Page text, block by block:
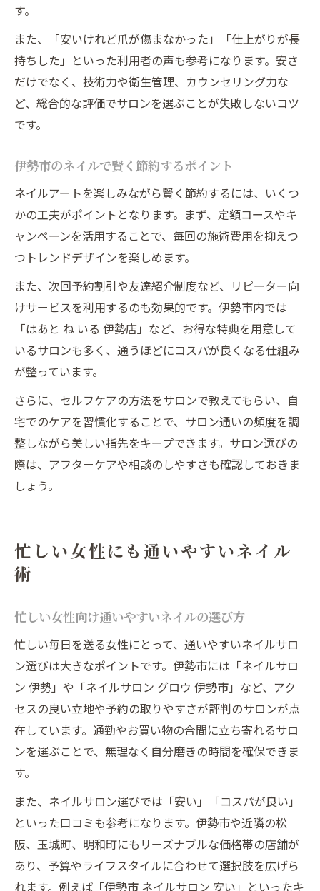
す。
また、「安いけれど爪が傷まなかった」「仕上がりが長
持ちした」といった利用者の声も参考になります。安さ
だけでなく、技術力や衛生管理、カウンセリング力な
ど、総合的な評価でサロンを選ぶことが失敗しないコツ
です。
伊勢市のネイルで賢く節約するポイント
ネイルアートを楽しみながら賢く節約するには、いくつ
かの工夫がポイントとなります。まず、定額コースやキ
ャンペーンを活用することで、毎回の施術費用を抑えつ
つトレンドデザインを楽しめます。
また、次回予約割引や友達紹介制度など、リピーター向
けサービスを利用するのも効果的です。伊勢市内では
「はあと ね いる 伊勢店」など、お得な特典を用意して
いるサロンも多く、通うほどにコスパが良くなる仕組み
が整っています。
さらに、セルフケアの方法をサロンで教えてもらい、自
宅でのケアを習慣化することで、サロン通いの頻度を調
整しながら美しい指先をキープできます。サロン選びの
際は、アフターケアや相談のしやすさも確認しておきま
しょう。
忙しい女性にも通いやすいネイル
術
忙しい女性向け通いやすいネイルの選び方
忙しい毎日を送る女性にとって、通いやすいネイルサロ
ン選びは大きなポイントです。伊勢市には「ネイルサロ
ン 伊勢」や「ネイルサロン グロウ 伊勢市」など、アク
セスの良い立地や予約の取りやすさが評判のサロンが点
在しています。通勤やお買い物の合間に立ち寄れるサロ
ンを選ぶことで、無理なく自分磨きの時間を確保できま
す。
また、ネイルサロン選びでは「安い」「コスパが良い」
といった口コミも参考になります。伊勢市や近隣の松
阪、玉城町、明和町にもリーズナブルな価格帯の店舗が
あり、予算やライフスタイルに合わせて選択肢を広げら
れます。例えば「伊勢市 ネイルサロン 安い」といったキ